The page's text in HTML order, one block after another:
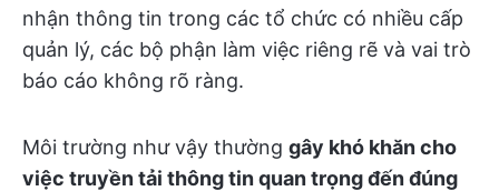
nhận thông tin trong các tổ chức có nhiều cấp
quản lý, các bộ phận làm việc riêng rẽ và vai trò
báo cáo không rõ ràng.
Môi trường như vậy thường gây khó khăn cho
việc truyền tải thông tin quan trọng đến đúng